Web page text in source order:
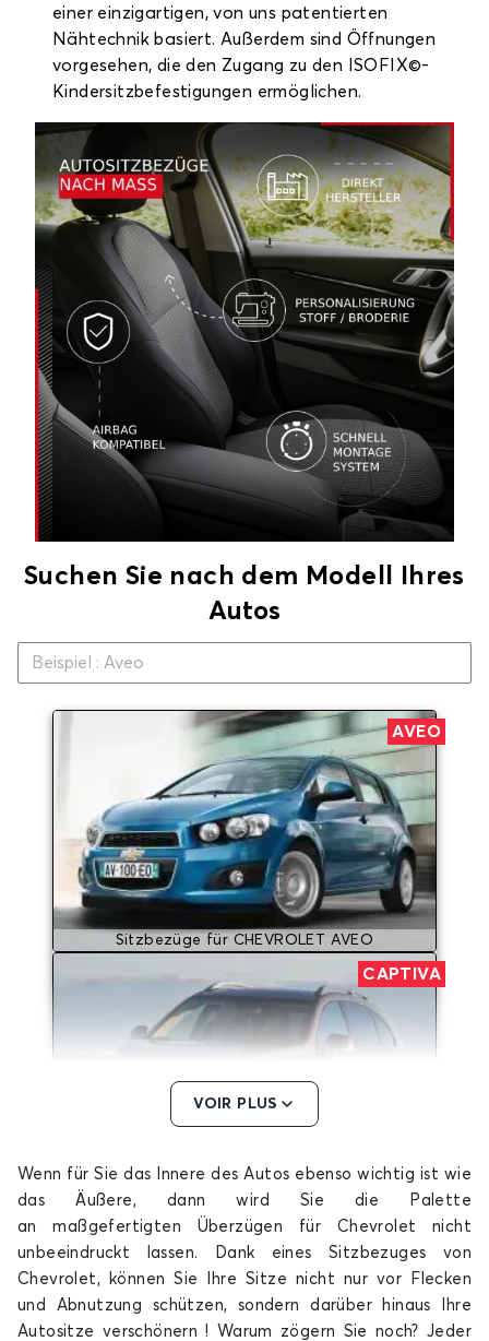
einer einzigartigen, von uns patentierten
Nähtechnik basiert. Außerdem sind Öffnungen
vorgesehen, die den Zugang zu den ISOFIX©-
Kindersitzbefestigungen ermöglichen.
Suchen Sie nach dem Modell Ihres
Autos
AVEO
Sitzbezüge für CHEVROLET AVEO
CAPTIVA
Sitzbezüge für CHEVROLET CAPTIVA
CRUZE
VOIR PLUS
Wenn für Sie das Innere des Autos ebenso wichtig ist wie
das Äußere, dann wird Sie die Palette
an maßgefertigten Überzügen für Chevrolet nicht
unbeeindruckt lassen. Dank eines Sitzbezuges von
Chevrolet, können Sie Ihre Sitze nicht nur vor Flecken
und Abnutzung schützen, sondern darüber hinaus Ihre
Autositze verschönern ! Warum zögern Sie noch? Jeder